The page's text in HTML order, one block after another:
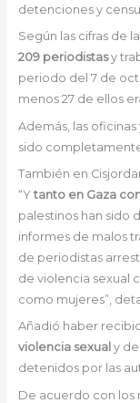
detenciones y
Según las cifras de
209 periodistasy
periodo del 7 de
menos 27 de ellos
Además, las
sido
También en
“Y tanto en Gaza
palestinos han sido
informes de malos
de periodistas
de violencia sexual
como mujeres”,
Añadió haber
violencia sexual y
detenidos por las
De acuerdo con los